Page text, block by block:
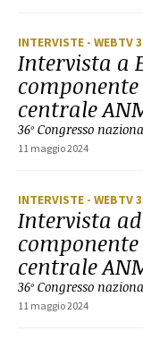
INTERVISTE - WEBTV
Intervista a
centrale
36º Congresso
11 maggio 2024
INTERVISTE - WEBTV
Intervista
centrale
36º Congresso
11 maggio 2024